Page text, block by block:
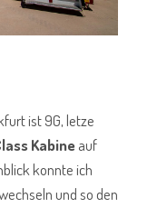
ist 9G, letze
Kabineauf
konnte ich
und so den